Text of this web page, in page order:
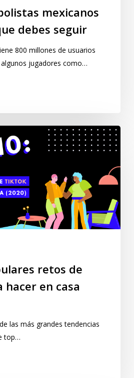
mexicanos
debes seguir
800 millones de usuarios
jugadores como…
retos de
hacer en casa
las más grandes tendencias
top…